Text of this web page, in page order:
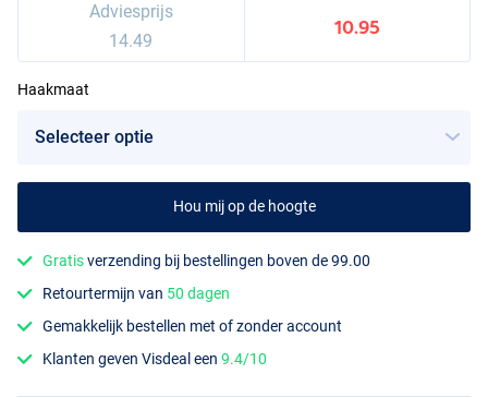
Adviesprijs
14.49
10.95
Haakmaat
Hou mij op de hoogte
Gratisverzending bij bestellingen boven de 99.00
Retourtermijn van 50 dagen
Gemakkelijk bestellen met of zonder account
Klanten geven Visdeal een9.4/10